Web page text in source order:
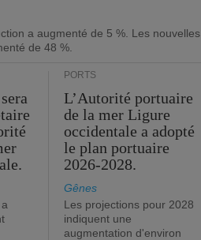
a augmenté de 5 %. Les nouvelles
de 48 %.
PORTS
L’Autorité portuaire
de la mer Ligure
occidentale a adopté
le plan portuaire
2026-2028.
Gênes
Les projections pour 2028
indiquent une
augmentation d'environ